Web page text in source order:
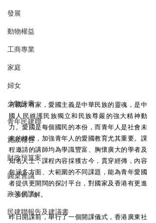
發展
動物權益
工商專業
家庭
婦女
少數族裔
青年民建聯
施政報告
財政預算案
圓桌會議
政策倡議
民建聯報告及建議書
有國才有家，愛國主義是中華民族的靈魂，是中
國人民維護民族獨立和民族尊嚴的強大精神動
力。愛國是每個國民的本份，而青年人是社會未
來的棟樑，加強青年人的愛國教育尤其重要。課
程邀請的講師均為學識豐富、胸懷廣大的學者及
知名人士，課程內容採獲古今，貫穿經傳，內容
包涵多方面、大範圍的不同課題，能為青年愛國
者提供更開闊的探討平台，對國家及香港有更進
一步的了解。
昨日開課前，舉行了一個開課儀式，香港廣東社